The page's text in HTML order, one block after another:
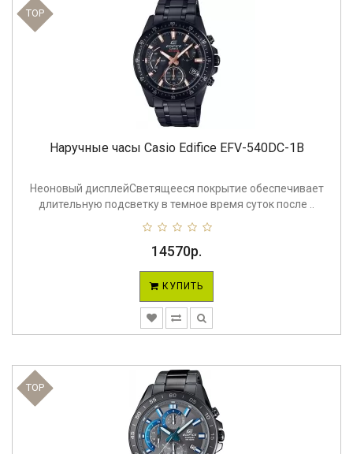
TOP
Наручные часы Casio Edifice EFV-540DC-1B
Неоновый дисплейСветящееся покрытие обеспечивает
длительную подсветку в темное время суток после ..
14570р.
КУПИТЬ
TOP